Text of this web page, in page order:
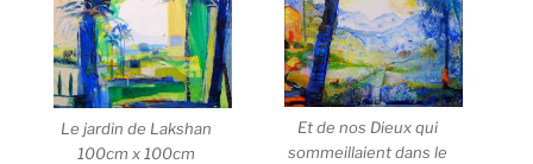
Le jardin de Lakshan
100cm x 100cm
Et de nos Dieux qui
sommeillaient dans le